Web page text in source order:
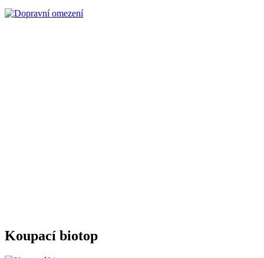
Koupací biotop